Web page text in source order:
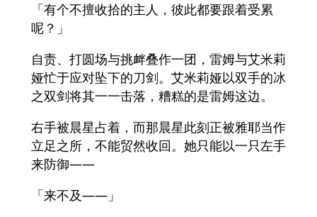
「有个不擅收拾的主人，彼此都要跟着受累
呢？」
自责、打圆场与挑衅叠作一团，雷姆与艾米莉
娅忙于应对坠下的刀剑。艾米莉娅以双手的冰
之双剑将其一一击落，糟糕的是雷姆这边。
右手被晨星占着，而那晨星此刻正被雅耶当作
立足之所，不能贸然收回。她只能以一只左手
来防御——
「来不及——」